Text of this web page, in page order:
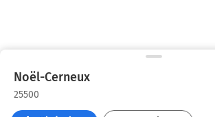
Noël-Cerneux
25500